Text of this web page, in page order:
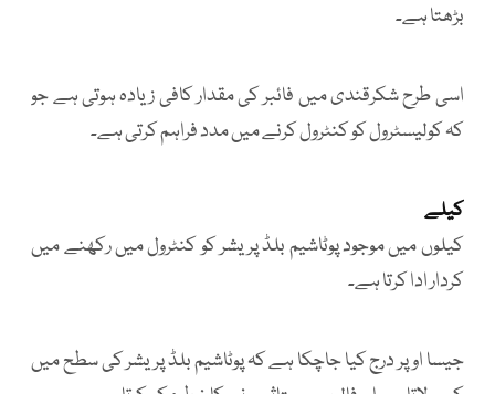
بڑھتا ہے۔
اسی طرح شکرقندی میں فائبر کی مقدار کافی زیادہ ہوتی ہے جو
کہ کولیسٹرول کو کنٹرول کرنے میں مدد فراہم کرتی ہے۔
کیلے
کیلوں میں موجود پوٹاشیم بلڈ پریشر کو کنٹرول میں رکھنے میں
کردار ادا کرتا ہے۔
جیسا اوپر درج کیا جاچکا ہے کہ پوٹاشیم بلڈ پریشر کی سطح میں